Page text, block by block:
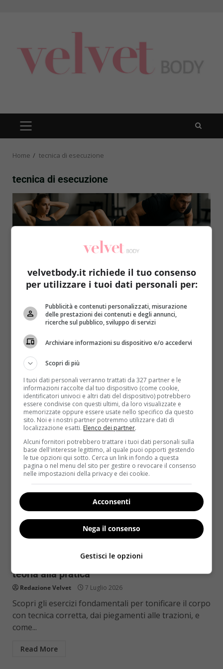
PRIMARY
MENU
Home tecnica di esecuzione
tecnica di esecuzione
Esercizi per tonificare: dalla corretta
esecuzione ai risultati
Redazione Velvet
Scopri come eseguire correttamente gli esercizi per
tonificare con tecniche efficaci per addominali, squat,
piegamenti e trazioni....
Read More
Esercizi a casa
Esercizi efficaci per tonificare il corpo: dalla
teoria alla pratica
Redazione Velvet 7 Luglio 2026
Scopri gli esercizi fondamentali per tonificare il corpo
con tecnica corretta, dai piegamenti alle trazioni, e
come...
Read More
velvetbody.it richiede il tuo consenso
per utilizzare i tuoi dati personali per:
Pubblicità e contenuti personalizzati, misurazione
delle prestazioni dei contenuti e degli annunci,
ricerche sul pubblico, sviluppo di servizi
Archiviare informazioni su dispositivo e/o accedervi
Scopri di più
I tuoi dati personali verranno trattati da 327 partner e le
informazioni raccolte dal tuo dispositivo (come cookie,
identificatori univoci e altri dati del dispositivo) potrebbero
essere condivise con questi ultimi, da loro visualizzate e
memorizzate oppure essere usate nello specifico da questo
sito. Noi e i nostri partner potremmo utilizzare dati di
localizzazione esatti. Elenco dei partner.
Alcuni fornitori potrebbero trattare i tuoi dati personali sulla
base dell'interesse legittimo, al quale puoi opporti gestendo
le tue opzioni qui sotto. Cerca un link in fondo a questa
pagina o nel menu del sito per gestire o revocare il consenso
nelle impostazioni della privacy e dei cookie.
Acconsenti
Nega il consenso
Gestisci le opzioni